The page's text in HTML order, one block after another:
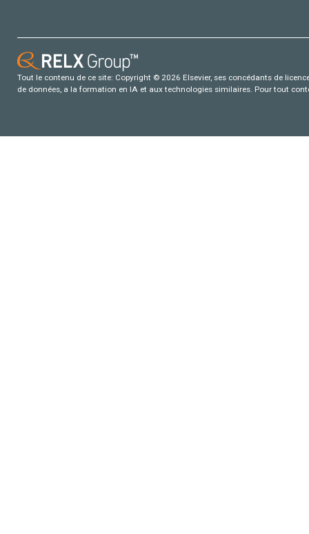
Tout le contenu de ce site: Copyright © 2026 Elsevier, ses concédants de
de données, a la formation en IA et aux technologies similaires. Pour tout